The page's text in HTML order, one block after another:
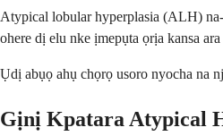
Atypical lobular hyperplasia (ALH)
ohere dị elu nke ịmepụta ọrịa kansa
Ụdị abụọ ahụ chọrọ usoro nyocha na
Gịnị Kpatara Atypical